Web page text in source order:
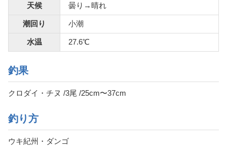
天候 曇り→晴れ
潮回り 小潮
水温 27.6℃
釣果
クロダイ・チヌ /3尾 /25cm〜37cm
釣り方
ウキ紀州・ダンゴ